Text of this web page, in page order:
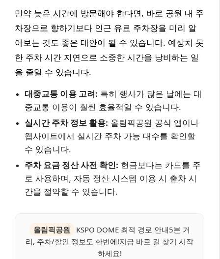
만약 늦은 시간에 방문해야 한다면, 바로 공원 내 주
차장으로 향하기보다 인근 유료 주차장을 미리 알
아보는 것도 좋은 대안이 될 수 있습니다. 예상치 못
한 주차 시간 지연으로 소중한 시간을 낭비하는 일
을 줄일 수 있습니다.
대중교통 이용 고려: 특히 행사가 많은 날에는 대
중교통 이용이 훨씬 효율적일 수 있습니다.
실시간 주차 정보 활용: 올림픽공원 공식 앱이나
웹사이트에서 실시간 주차 가능 대수를 확인할
수 있습니다.
주차 요금 정산 사전 확인: 현금보다는 카드를 주
로 사용하며, 자동 정산 시스템 이용 시 출차 시
간을 절약할 수 있습니다.
올림픽공원
KSPO DOME 최적 경로 안내5분 거
리, 주차/할인 정보도 한번에!지금 바로 길 찾기 시작
하세요!